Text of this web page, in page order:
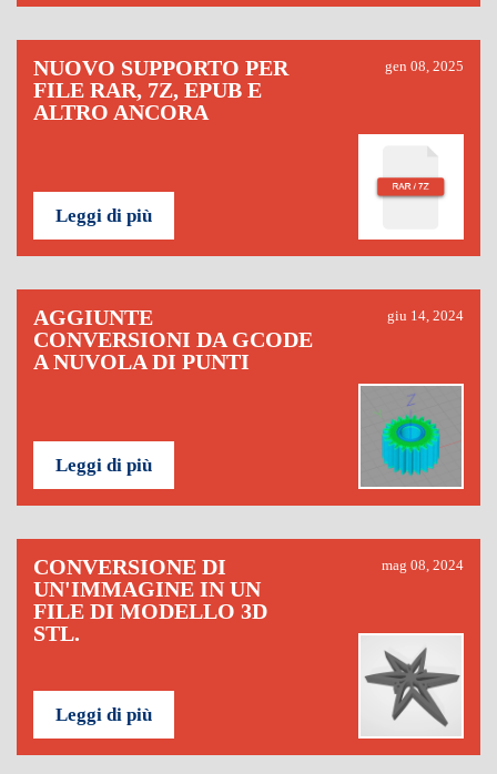
NUOVO SUPPORTO PER
FILE RAR, 7Z, EPUB E
ALTRO ANCORA
gen 08, 2025
Leggi di più
AGGIUNTE
CONVERSIONI DA GCODE
A NUVOLA DI PUNTI
giu 14, 2024
Leggi di più
CONVERSIONE DI
UN'IMMAGINE IN UN
FILE DI MODELLO 3D
STL.
mag 08, 2024
Leggi di più